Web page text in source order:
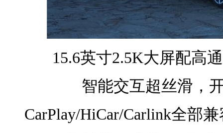
15.6英寸2.5K大屏配高
智能交互超丝滑，
CarPlay/HiCar/Carlink全部